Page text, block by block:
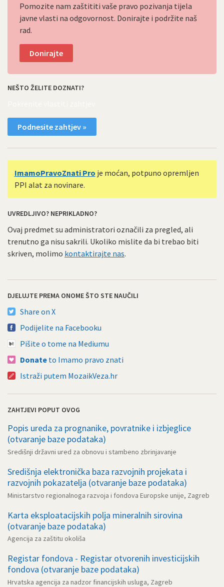
Pomozite nam zaštititi vaše pravo pozivanja tijela
javne vlasti na odgovornost. Donirajte i podržite naš
rad.
Donirajte
NEŠTO ŽELITE DOZNATI?
Podnesite zahtjev »
ImamoPravoZnati Pro je moćan, potpuno opremljen
PPI alat za novinare.
UVREDLJIVO? NEPRIKLADNO?
Ovaj predmet su administratori označili za pregled, ali
trenutno ga nisu sakrili. Ukoliko mislite da bi trebao biti
skriven, molimo kontaktirajte nas.
DJELUJTE PREMA ONOME ŠTO STE NAUČILI
Share on X
Podijelite na Facebooku
Pišite o tome na Mediumu
Donate to Imamo pravo znati
Istraži putem MozaikVeza.hr
ZAHTJEVI POPUT OVOG
Popis ureda za prognanike, povratnike i izbjeglice
(otvaranje baze podataka)
Središnji državni ured za obnovu i stambeno zbrinjavanje
Središnja elektronička baza razvojnih projekata i
razvojnih pokazatelja (otvaranje baze podataka)
Ministarstvo regionalnoga razvoja i fondova Europske unije, Zagreb
Karta eksploatacijskih polja mineralnih sirovina
(otvaranje baze podataka)
Agencija za zaštitu okoliša
Registar fondova - Registar otvorenih investicijskih
fondova (otvaranje baze podataka)
Hrvatska agencija za nadzor financijskih usluga, Zagreb